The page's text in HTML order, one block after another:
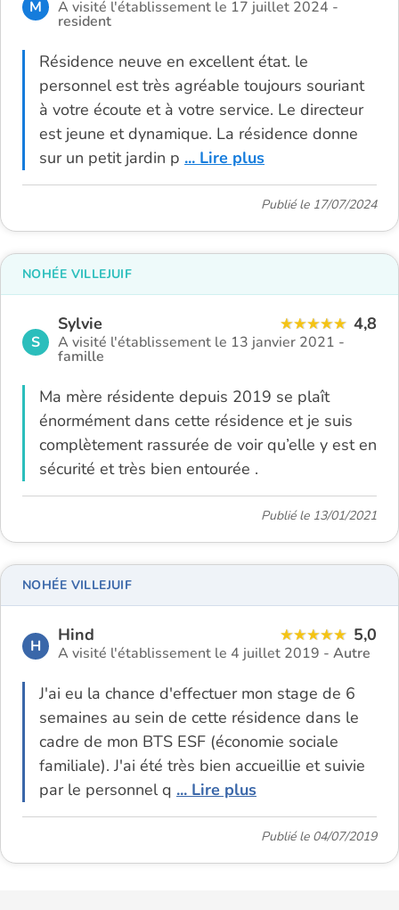
M A visité l'établissement le 17 juillet 2024 -
resident
Résidence neuve en excellent état. le
personnel est très agréable toujours souriant
à votre écoute et à votre service. Le directeur
est jeune et dynamique. La résidence donne
sur un petit jardin p ... Lire plus
Publié le 17/07/2024
S
Sylvie 4,8
A visité l'établissement le 13 janvier 2021 -
famille
Ma mère résidente depuis 2019 se plaît
énormément dans cette résidence et je suis
complètement rassurée de voir qu’elle y est en
sécurité et très bien entourée .
NOHÉE VILLEJUIF
Publié le 13/01/2021
H
Hind 5,0
A visité l'établissement le 4 juillet 2019 - Autre
J'ai eu la chance d'effectuer mon stage de 6
semaines au sein de cette résidence dans le
cadre de mon BTS ESF (économie sociale
familiale). J'ai été très bien accueillie et suivie
par le personnel q ... Lire plus
NOHÉE VILLEJUIF
Publié le 04/07/2019